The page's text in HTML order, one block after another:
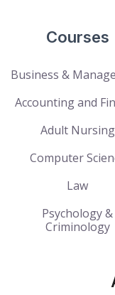
Courses
Business &
Accounting and
Adult Nursing
Computer
Law
Psychology &
Criminology